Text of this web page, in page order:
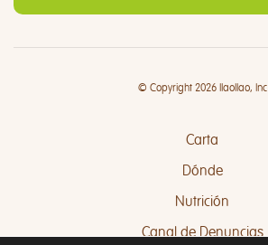
© Copyright 2026 llaollao, Inc
Carta
Dónde
Nutrición
Canal de Denuncias